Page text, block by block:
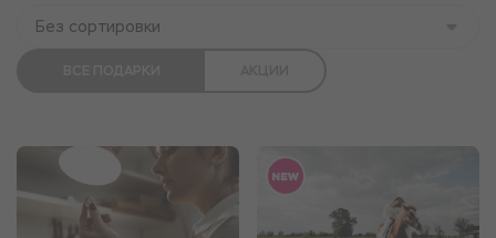
Без сортировки